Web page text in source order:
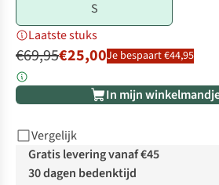
S
Laatste stuks
€69,95€25,00Je bespaart €44,95
In mijn
Vergelijk
Gratis levering vanaf €45
30 dagen bedenktijd